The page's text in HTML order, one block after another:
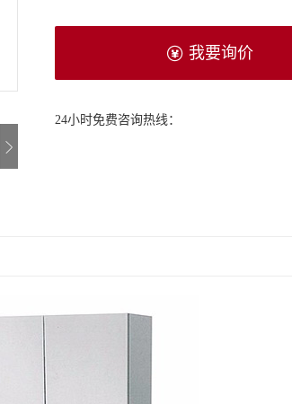
我要询价
24小时免费咨询热线：